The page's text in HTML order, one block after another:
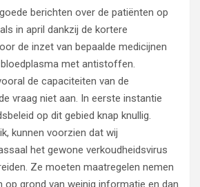
berichten over de patiënten op
in april dankzij de kortere
de inzet van bepaalde medicijnen
met antistoffen.
de capaciteiten van de
vraag niet aan. In eerste instantie
op dit gebied knap knullig.
kunnen voorzien dat wij
het gewone verkoudheidsvirus
Ze moeten maatregelen nemen
op grond van weinig informatie en dan